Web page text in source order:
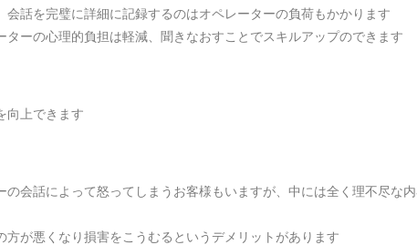
話を完璧に詳細に記録するのはオペレーターの負荷もかかります
ーの心理的負担は軽減、聞きなおすことでスキルアップのできます
向上できます
会話によって怒ってしまうお客様もいますが、中には全く理不尽な
が悪くなり損害をこうむるというデメリットがあります